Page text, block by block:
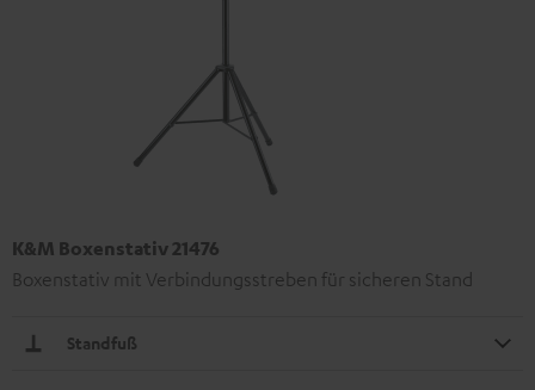
K&M Boxenstativ 21476
Boxenstativ mit Verbindungsstreben für sicheren Stand
Standfuß